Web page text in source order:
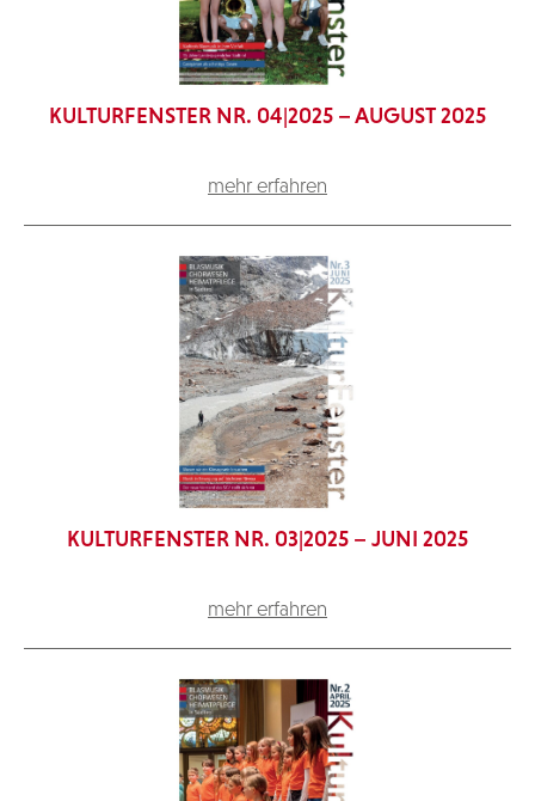
KULTURFENSTER NR. 04|2025 – AUGUST 2025
mehr erfahren
KULTURFENSTER NR. 03|2025 – JUNI 2025
mehr erfahren